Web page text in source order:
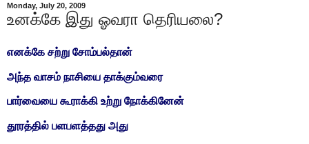
Monday, July 20, 2009
உனக்கே இது ஓவரா தெரியலை?
எனக்கே சற்று சோம்பல்தான்
அந்த வாசம் நாசியை தாக்கும்வரை
பார்வையை கூராக்கி உற்று நோக்கினேன்
தூரத்தில் பளபளத்தது அது